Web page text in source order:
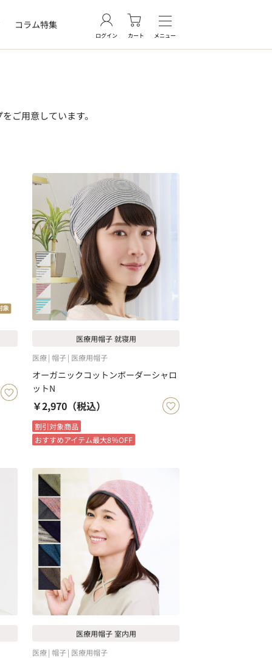
コラム特集
ログイン カート メニュー
ご用意しています。
医療用帽子 就寝用
医療 帽子 医療用帽子
オーガニックコットンボーダーシャロ
ットN
￥2,970 （税込）
割引対象商品
おすすめアイテム最大8％OFF
医療用帽子 室内用
医療 帽子 医療用帽子